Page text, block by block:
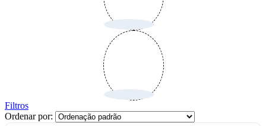
Filtros
Ordenar por: